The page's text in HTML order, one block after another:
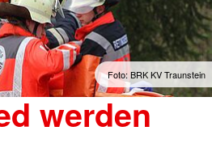
Foto: BRK KV Traunstein
werden